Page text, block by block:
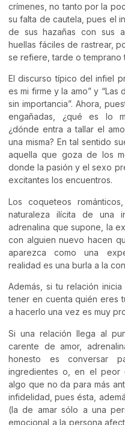
crímenes, no tanto por la
su falta de cautela, pues el
de sus hazañas con sus
huellas fáciles de rastrear,
se refiere, tarde o temprano
El discurso típico del infiel
es mi firme y la amo” y “Las
sin importancia”. Ahora,
engañadas, ¿qué es lo
¿dónde entra a tallar el
una misma? En tal sentido
aquella que goza de los
donde la pasión y el sexo
excitantes los encuentros.
Los coqueteos
naturaleza ilícita de una
adrenalina que supone, la
con alguien nuevo hacen
aparezca como una
realidad es una burla a la
Además, si tu relación
tener en cuenta quién eres
a hacerlo una vez es muy
Si una relación llega al
carente de amor,
honesto es conversar
ingredientes o, en el peor
algo que no da para más
infidelidad, pues ésta,
(la de amar sólo a una
emocional a la persona